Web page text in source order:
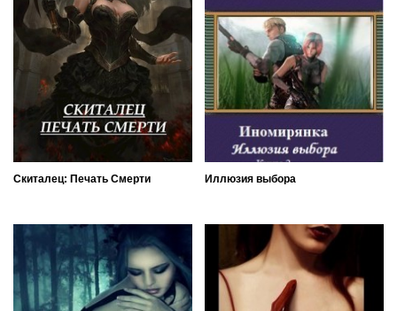
Скиталец: Печать Смерти Иллюзия выбора